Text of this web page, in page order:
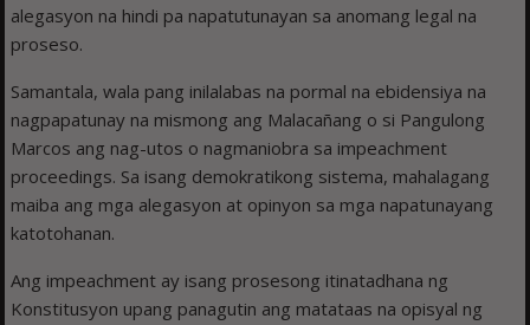
alegasyon na hindi pa napatutunayan sa anomang legal na
proseso.
Samantala, wala pang inilalabas na pormal na ebidensiya na
nagpapatunay na mismong ang Malacañang o si Pangulong
Marcos ang nag-utos o nagmaniobra sa impeachment
proceedings. Sa isang demokratikong sistema, mahalagang
maiba ang mga alegasyon at opinyon sa mga napatunayang
katotohanan.
Ang impeachment ay isang prosesong itinatadhana ng
Konstitusyon upang panagutin ang matataas na opisyal ng